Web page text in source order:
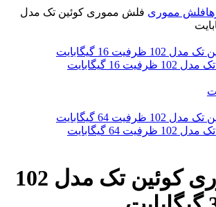
فلش مموری فلش مموری کوئین تک مدل
16 گیگابایت
64 گیگابایت
فلش مموری کوئین تک مدل 102